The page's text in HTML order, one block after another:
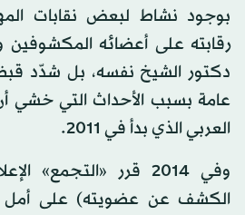
بوجود نشاط لبعض نقابات
رقابته على أعضائه
دكتور الشيخ نفسه، بل شدّد
عامة بسبب الأحداث التي خشي أن
العربي الذي بدأ في 2011.
وفي 2014 قرر
الكشف عن عضويته) على